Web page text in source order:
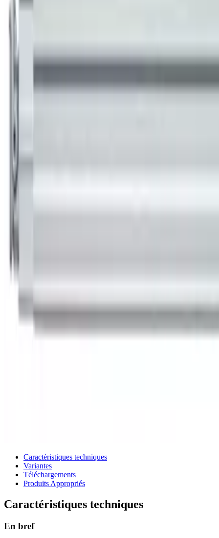
Caractéristiques techniques
Variantes
Téléchargements
Produits Appropriés
Caractéristiques techniques
En bref